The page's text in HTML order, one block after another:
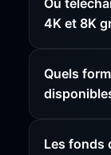
Où
4K et 8K
Quels
Les fonds